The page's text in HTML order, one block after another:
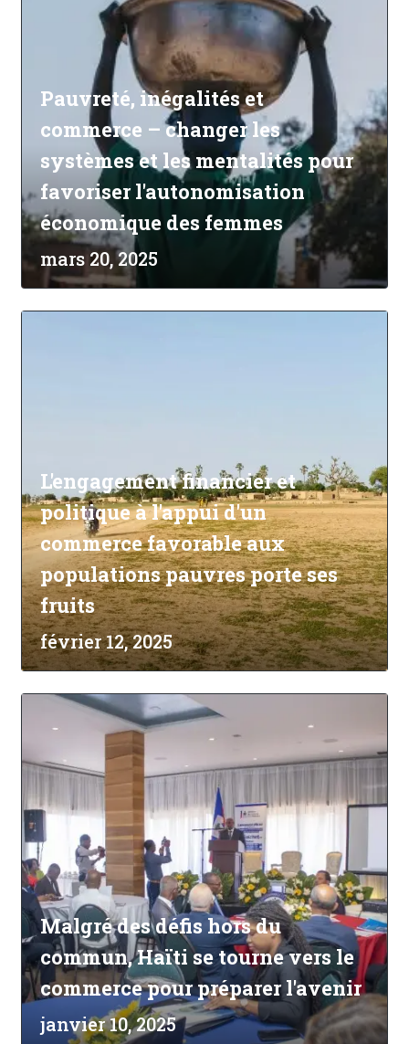
Pauvreté, inégalités et
commerce – changer les
systèmes et les mentalités pour
favoriser l'autonomisation
économique des femmes
mars 20, 2025
L'engagement financier et
politique à l'appui d'un
commerce favorable aux
populations pauvres porte ses
fruits
février 12, 2025
Malgré des défis hors du
commun, Haïti se tourne vers le
commerce pour préparer l'avenir
janvier 10, 2025